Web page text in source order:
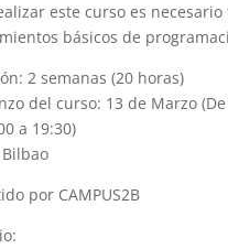
este curso es
básicos de
2 semanas (20 horas)
del curso: 13 de Marzo
a 19:30)
por CAMPUS2B